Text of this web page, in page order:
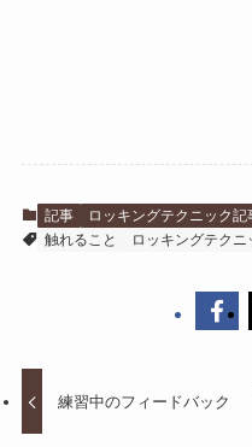
記事
ロッキングテクニック記
触れること
ロッキングテク
練習中のフィードバック